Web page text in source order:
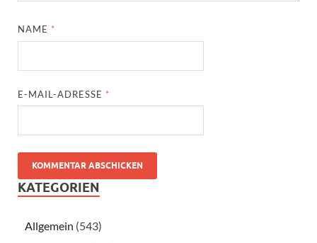
NAME *
E-MAIL-ADRESSE *
KATEGORIEN
Allgemein (543)